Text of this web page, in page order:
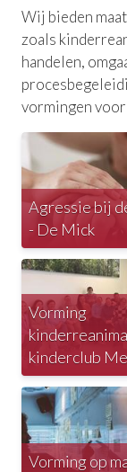
Wij bieden
zoals
handelen,
vormingen
Agressie bij
- De Mick
Vorming
kinderclub
Vorming op